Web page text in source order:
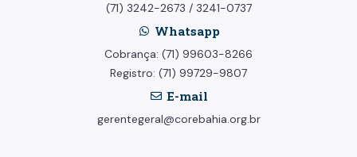
(71) 3242-2673 / 3241-0737
Whatsapp
Cobrança: (71) 99603-8266
Registro: (71) 99729-9807
E-mail
gerentegeral@corebahia.org.br